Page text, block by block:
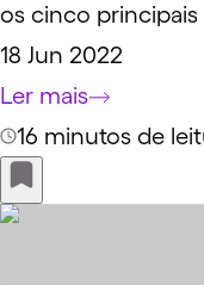
os cinco principais
18 Jun 2022
Ler mais
16 minutos de